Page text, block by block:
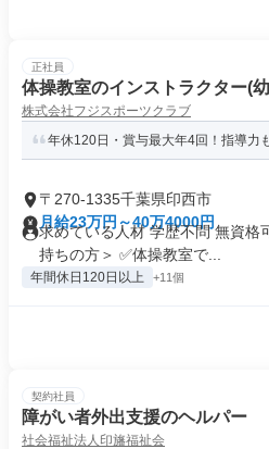
正社員
体操教室のインストラクター(
株式会社フジスポーツクラブ
年休120日・賞与最大年4回！指導力
〒270-1335千葉県印西市
月給23万円～40万4000円
求めている人材 学歴不問 無資格
持ちの方＞ ✅体操教室で...
年間休日120日以上 +11個
契約社員
障がい者外出支援のヘルパー
社会福祉法人印旛福祉会